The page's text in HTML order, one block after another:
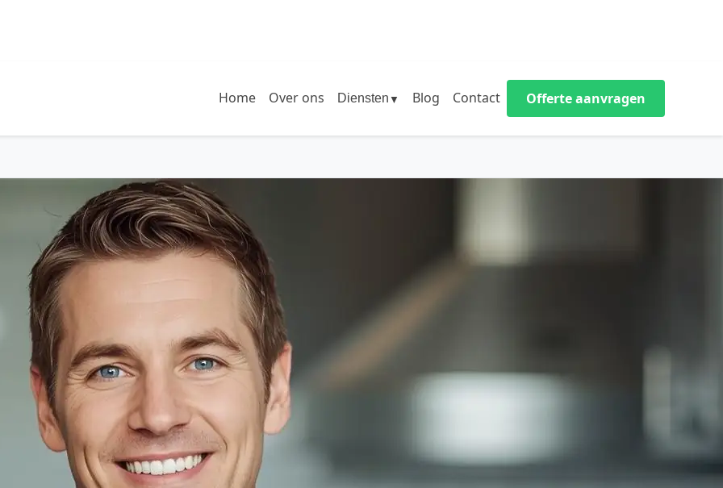
Home Over ons Diensten ▼ Blog Contact Offerte aanvragen